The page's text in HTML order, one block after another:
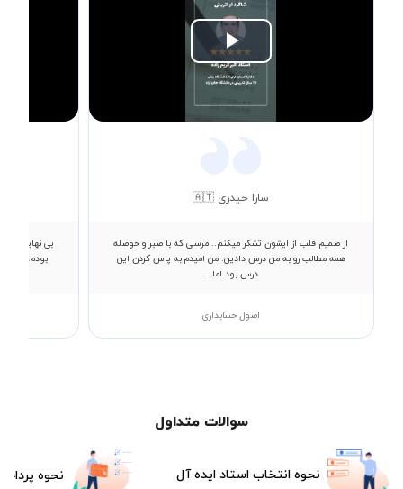
Play
Video
سارا حیدری 🇦🇹
از صمیم قلب از ایشون تشکر میکنم.. مرسی که با صبر و حوصله
همه مطالب رو به من درس دادین. من امیدم به پاس کردن این
درس بود اما...
اصول حسابداری
بودم،
سوالات متداول
نحوه انتخاب استاد ایده آل نحوه